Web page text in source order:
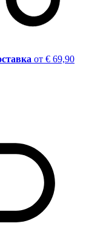
от € 69,90